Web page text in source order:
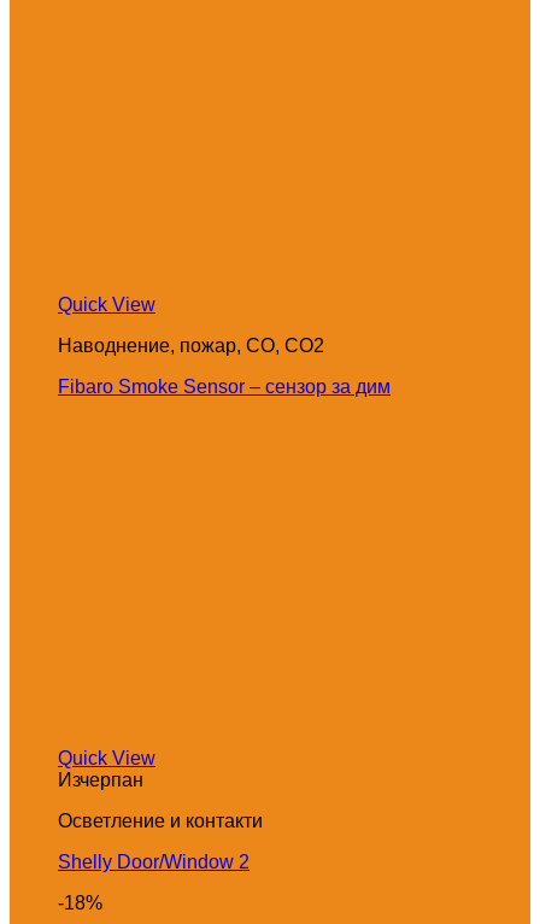
Quick View
Наводнение, пожар, CO, CO2
Fibaro Smoke Sensor – сензор за дим
Quick View
Изчерпан
Осветление и контакти
Shelly Door/Window 2
-18%